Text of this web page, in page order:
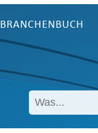
BRANCHENBUCH